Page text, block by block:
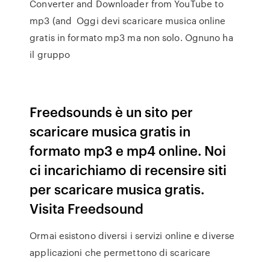
Converter and Downloader from YouTube to
mp3 (and Oggi devi scaricare musica online
gratis in formato mp3 ma non solo. Ognuno ha
il gruppo
Freedsounds è un sito per
scaricare musica gratis in
formato mp3 e mp4 online. Noi
ci incarichiamo di recensire siti
per scaricare musica gratis.
Visita Freedsound
Ormai esistono diversi i servizi online e diverse
applicazioni che permettono di scaricare